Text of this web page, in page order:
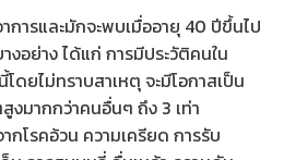
การและมักจะพบเมื่ออายุ 40 ปีขึ้นไป
งอย่าง ได้แก่ การมีประวัติคนใน
ดยไม่ทราบสาเหตุ จะมีโอกาสเป็น
งมากกว่าคนอื่นๆ ถึง 3 เท่า
กโรคอ้วน ความเครียด การรับ